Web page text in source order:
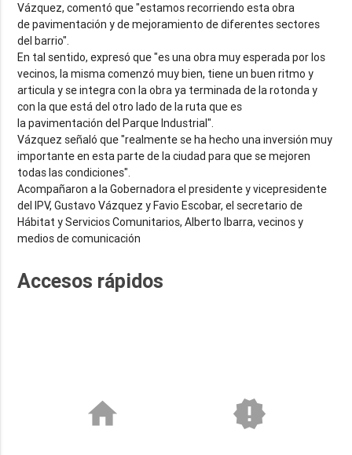
Vázquez, comentó que "estamos recorriendo esta obra
depavimentación y de mejoramiento de diferentes sectores
del barrio".
En tal sentido, expresó que "es una obra muy esperada por los
vecinos, la misma comenzó muy bien, tiene un buen ritmo y
articula y se integra con la obra ya terminada de la rotonda y
con la que está del otro lado de la ruta que es
lapavimentación del Parque Industrial".
Vázquez señaló que "realmente se ha hecho una inversión muy
importante en esta parte de la ciudad para que se mejoren
todas las condiciones".
Acompañaron a la Gobernadora el presidente y vicepresidente
del IPV, Gustavo Vázquez y Favio Escobar, el secretario de
Hábitat y Servicios Comunitarios, Alberto Ibarra, vecinos y
medios de comunicación
Accesos rápidos
home new_releases